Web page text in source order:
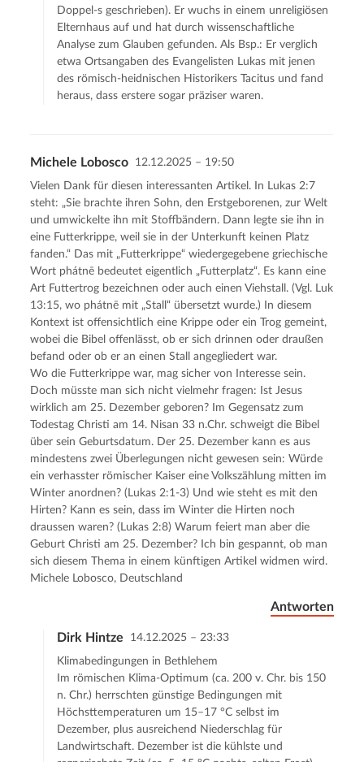
Doppel-s geschrieben). Er wuchs in einem unreligiösen
Elternhaus auf und hat durch wissenschaftliche
Analyse zum Glauben gefunden. Als Bsp.: Er verglich
etwa Ortsangaben des Evangelisten Lukas mit jenen
des römisch-heidnischen Historikers Tacitus und fand
heraus, dass erstere sogar präziser waren.
Michele Lobosco 12.12.2025 – 19:50
Vielen Dank für diesen interessanten Artikel. In Lukas 2:7
steht: „Sie brachte ihren Sohn, den Erstgeborenen, zur Welt
und umwickelte ihn mit Stoffbändern. Dann legte sie ihn in
eine Futterkrippe, weil sie in der Unterkunft keinen Platz
fanden.“ Das mit „Futterkrippe“ wiedergegebene griechische
Wort phátnē bedeutet eigentlich „Futterplatz“. Es kann eine
Art Futtertrog bezeichnen oder auch einen Viehstall. (Vgl. Luk
13:15, wo phátnē mit „Stall“ übersetzt wurde.) In diesem
Kontext ist offensichtlich eine Krippe oder ein Trog gemeint,
wobei die Bibel offenlässt, ob er sich drinnen oder draußen
befand oder ob er an einen Stall angegliedert war.
Wo die Futterkrippe war, mag sicher von Interesse sein.
Doch müsste man sich nicht vielmehr fragen: Ist Jesus
wirklich am 25. Dezember geboren? Im Gegensatz zum
Todestag Christi am 14. Nisan 33 n.Chr. schweigt die Bibel
über sein Geburtsdatum. Der 25. Dezember kann es aus
mindestens zwei Überlegungen nicht gewesen sein: Würde
ein verhasster römischer Kaiser eine Volkszählung mitten im
Winter anordnen? (Lukas 2:1-3) Und wie steht es mit den
Hirten? Kann es sein, dass im Winter die Hirten noch
draussen waren? (Lukas 2:8) Warum feiert man aber die
Geburt Christi am 25. Dezember? Ich bin gespannt, ob man
sich diesem Thema in einem künftigen Artikel widmen wird.
Michele Lobosco, Deutschland
Antworten
Dirk Hintze 14.12.2025 – 23:33
Klimabedingungen in Bethlehem
Im römischen Klima-Optimum (ca. 200 v. Chr. bis 150
n. Chr.) herrschten günstige Bedingungen mit
Höchsttemperaturen um 15–17 °C selbst im
Dezember, plus ausreichend Niederschlag für
Landwirtschaft. Dezember ist die kühlste und